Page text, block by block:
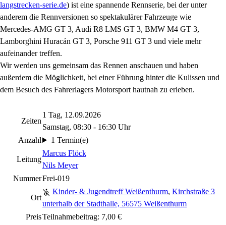
langstrecken-serie.de) ist eine spannende Rennserie, bei der unter
anderem die Rennversionen so spektakulärer Fahrzeuge wie
Mercedes-AMG GT 3, Audi R8 LMS GT 3, BMW M4 GT 3,
Lamborghini Huracán GT 3, Porsche 911 GT 3 und viele mehr
aufeinander treffen.
Wir werden uns gemeinsam das Rennen anschauen und haben
außerdem die Möglichkeit, bei einer Führung hinter die Kulissen und
dem Besuch des Fahrerlagers Motorsport hautnah zu erleben.
Zeiten
1 Tag, 12.09.2026
Samstag, 08:30 - 16:30 Uhr
Anzahl
1 Termin(e)
Leitung
Marcus Flöck
Nils Meyer
NummerFrei-019
Ort
Kinder- & Jugendtreff Weißenthurm, Kirchstraße 3
unterhalb der Stadthalle, 56575 Weißenthurm
PreisTeilnahmebeitrag: 7,00 €